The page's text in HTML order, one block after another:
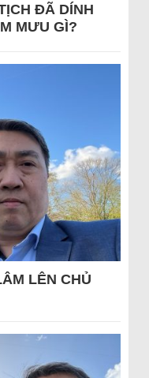
ĐÃ DÍNH
MƯU GÌ?
LÊN CHỦ